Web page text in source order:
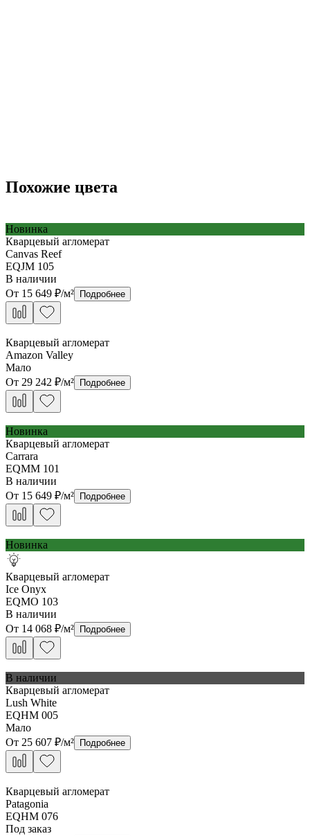
Похожие цвета
Новинка
Кварцевый агломерат
Canvas Reef
EQJM 105
В наличии
От 15 649 ₽/м² Подробнее
Кварцевый агломерат
Amazon Valley
Мало
От 29 242 ₽/м² Подробнее
Новинка
Кварцевый агломерат
Carrara
EQMM 101
В наличии
От 15 649 ₽/м² Подробнее
Новинка
Кварцевый агломерат
Ice Onyx
EQMO 103
В наличии
От 14 068 ₽/м² Подробнее
В наличии
Кварцевый агломерат
Lush White
EQHM 005
Мало
От 25 607 ₽/м² Подробнее
Кварцевый агломерат
Patagonia
EQHM 076
Под заказ